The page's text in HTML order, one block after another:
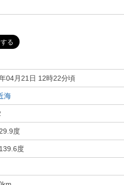
04月21日 12時22分頃
海
度
度